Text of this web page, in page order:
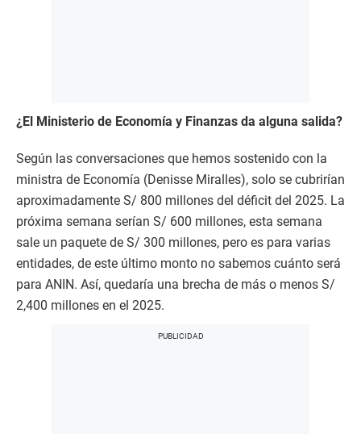
¿El Ministerio de Economía y Finanzas da alguna salida?
Según las conversaciones que hemos sostenido con la
ministra de Economía (Denisse Miralles), solo se cubrirían
aproximadamente S/ 800 millones del déficit del 2025. La
próxima semana serían S/ 600 millones, esta semana
sale un paquete de S/ 300 millones, pero es para varias
entidades, de este último monto no sabemos cuánto será
para ANIN. Así, quedaría una brecha de más o menos S/
2,400 millones en el 2025.